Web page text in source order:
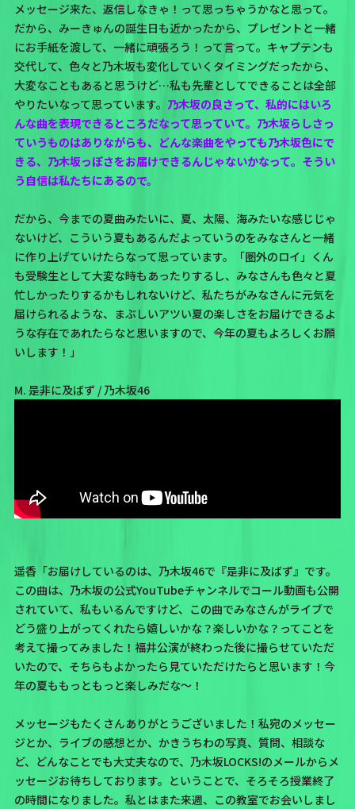
メッセージ来た、返信しなきゃ！って思っちゃうかなと思って。
だから、みーきゅんの誕生日も近かったから、プレゼントと一緒
にお手紙を渡して、一緒に頑張ろう！って言って。キャプテンも
交代して、色々と乃木坂も変化していくタイミングだったから、
大変なこともあると思うけど…私も先輩としてできることは全部
やりたいなって思っています。 乃木坂の良さって、私的にはいろ
んな曲を表現できるところだなって思っていて。乃木坂らしさっ
ていうものはありながらも、どんな楽曲をやっても乃木坂色にで
きる、乃木坂っぽさをお届けできるんじゃないかなって。そうい
う自信は私たちにあるので。
だから、今までの夏曲みたいに、夏、太陽、海みたいな感じじゃ
ないけど、こういう夏もあるんだよっていうのをみなさんと一緒
に作り上げていけたらなって思っています。「圏外のロイ」くん
も受験生として大変な時もあったりするし、みなさんも色々と夏
忙しかったりするかもしれないけど、私たちがみなさんに元気を
届けられるような、まぶしいアツい夏の楽しさをお届けできるよ
うな存在であれたらなと思いますので、今年の夏もよろしくお願
いします！」
M. 是非に及ばず / 乃木坂46
遥香「お届けしているのは、乃木坂46で『是非に及ばず』です。
この曲は、乃木坂の公式YouTubeチャンネルでコール動画も公開
されていて、私もいるんですけど、この曲でみなさんがライブで
どう盛り上がってくれたら嬉しいかな？楽しいかな？ってことを
考えて撮ってみました！福井公演が終わった後に撮らせていただ
いたので、そちらもよかったら見ていただけたらと思います！今
年の夏ももっともっと楽しみだな～！
メッセージもたくさんありがとうございました！私宛のメッセー
ジとか、ライブの感想とか、かきうちわの写真、質問、相談な
ど、どんなことでも大丈夫なので、乃木坂LOCKS!のメールからメ
ッセージお待ちしております。ということで、そろそろ授業終了
の時間になりました。私とはまた来週、この教室でお会いしまし